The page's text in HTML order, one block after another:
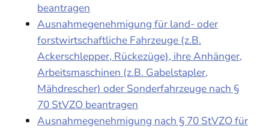
beantragen
Ausnahmegenehmigung für land- oder
forstwirtschaftliche Fahrzeuge (z.B.
Ackerschlepper, Rückezüge), ihre Anhänger,
Arbeitsmaschinen (z.B. Gabelstapler,
Mähdrescher) oder Sonderfahrzeuge nach §
70 StVZO beantragen
Ausnahmegenehmigung nach § 70 StVZO für